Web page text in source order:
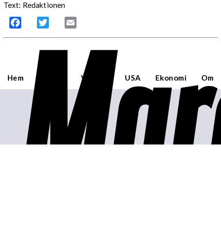
Text: Redaktionen
Facebook Twitter
Hem Världen USA Ekonomi Om